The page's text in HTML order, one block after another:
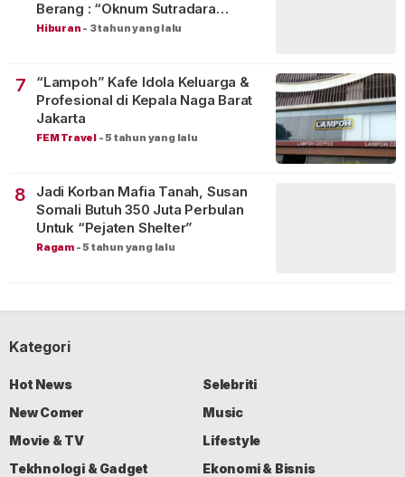
Berang : “Oknum Sutradara
Merusak Perfilman Indonesia”!
Hiburan - 3 tahun yang lalu
7
“Lampoh” Kafe Idola Keluarga &
Profesional di Kepala Naga Barat
Jakarta
FEM Travel -5 tahun yang lalu
8
Jadi Korban Mafia Tanah, Susan
Somali Butuh 350 Juta Perbulan
Untuk “Pejaten Shelter”
Ragam -5 tahun yang lalu
Kategori
Hot News
Selebriti
New Comer
Music
Movie & TV
Lifestyle
Tekhnologi & Gadget
Ekonomi & Bisnis